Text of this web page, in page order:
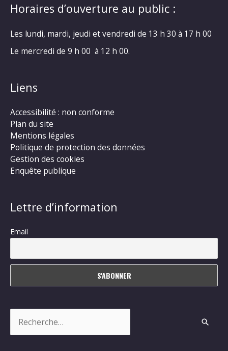
Horaires d’ouverture au public :
Les lundi, mardi, jeudi et vendredi de 13 h 30 à 17 h 00
Le mercredi de 9 h 00 à 12 h 00.
Liens
Accessibilité : non conforme
Plan du site
Mentions légales
Politique de protection des données
Gestion des cookies
Enquête publique
Lettre d’information
Email